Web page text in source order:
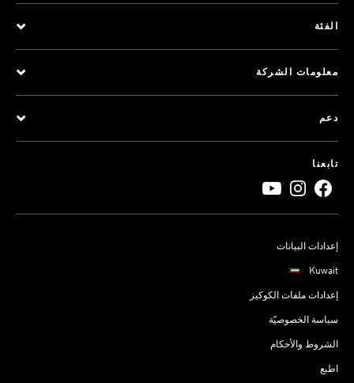
الفئة
معلومات الشركة
دعم
تابعنا
إعدادات البيانات
Kuwait
إعدادات ملفات الكوكيز
سياسة الخصوصيّة
الشروط والأحكام
اطبع